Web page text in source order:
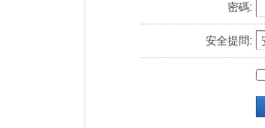
密碼:
安全提問: